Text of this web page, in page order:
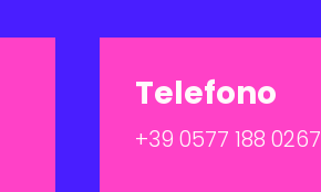
Telefono
+39 0577 188 0267